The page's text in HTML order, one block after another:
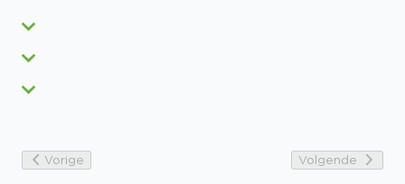
Vorige Volgende